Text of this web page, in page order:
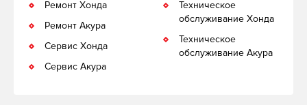
Ремонт Хонда
Ремонт Акура
Сервис Хонда
Сервис Акура
Техническое
обслуживание Хонда
Техническое
обслуживание Акура